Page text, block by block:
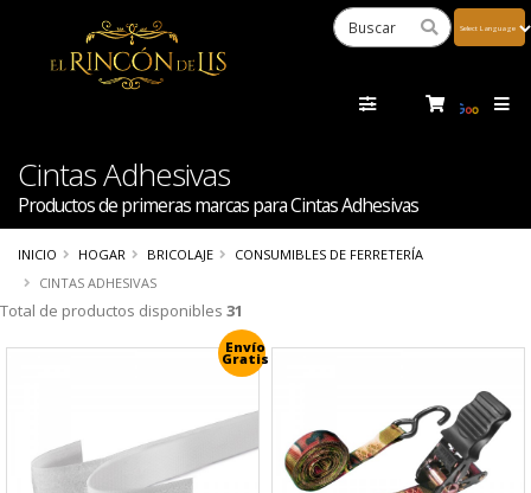
Cintas Adhesivas
Productos de primeras marcas para Cintas Adhesivas
INICIO HOGAR BRICOLAJE
CONSUMIBLES DE FERRETERÍA
CINTAS ADHESIVAS
Total de productos disponibles 31
Envío
Gratis